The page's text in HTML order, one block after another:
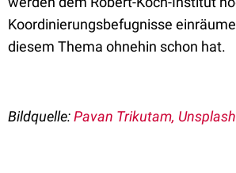
Koordinierungsbefugnisse
diesem Thema ohnehin schon hat.
Bildquelle:Pavan Trikutam, Unsplash